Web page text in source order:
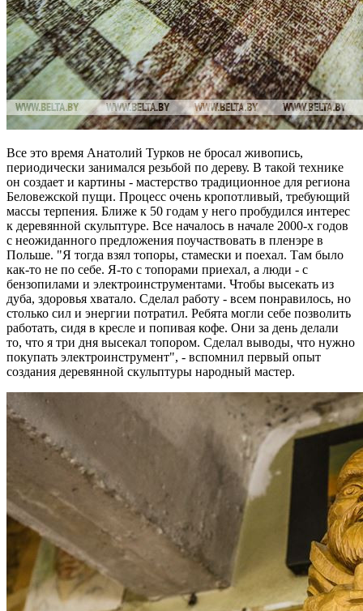
Все это время Анатолий Турков не бросал живопись,
периодически занимался резьбой по дереву. В такой технике
он создает и картины - мастерство традиционное для региона
Беловежской пущи. Процесс очень кропотливый, требующий
массы терпения. Ближе к 50 годам у него пробудился интерес
к деревянной скульптуре. Все началось в начале 2000-х годов
с неожиданного предложения поучаствовать в пленэре в
Польше. "Я тогда взял топоры, стамески и поехал. Там было
как-то не по себе. Я-то с топорами приехал, а люди - с
бензопилами и электроинструментами. Чтобы высекать из
дуба, здоровья хватало. Сделал работу - всем понравилось, но
столько сил и энергии потратил. Ребята могли себе позволить
работать, сидя в кресле и попивая кофе. Они за день делали
то, что я три дня высекал топором. Сделал выводы, что нужно
покупать электроинструмент", - вспомнил первый опыт
создания деревянной скульптуры народный мастер.